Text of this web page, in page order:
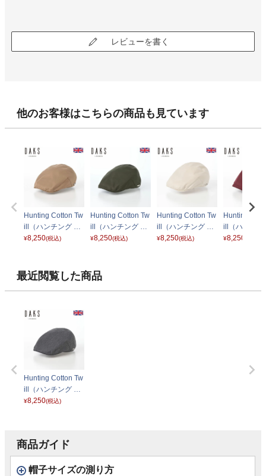
レビューを書く
他のお客様はこちらの商品も見ています
Hunting Cotton Tw
ill（ハンチング コ
ットンツイル） D
¥8,250(税込)
Hunting Cotton Tw
ill（ハンチング コ
ットンツイル） D
¥8,250(税込)
Hunting Cotton Tw
ill（ハンチング コ
ットンツイル） D
¥8,250(税込)
Hunting
ill（ハンチン
ットンツイ
¥8,250
最近閲覧した商品
Hunting Cotton Tw
ill（ハンチング コ
ットンツイル） D
¥8,250(税込)
商品ガイド
帽子サイズの測り方